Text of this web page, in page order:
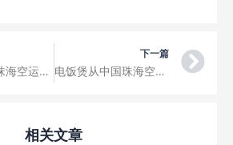
滑板从中国珠海空运到富那富提国际机场三字代码FUN
下一篇
电饭煲从中国珠海空运到卡西迪国际机场三字代码CXI
相关文章